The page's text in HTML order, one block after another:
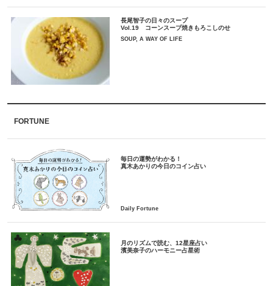
長尾智子の日々のスープ
Vol.19 コーンスープ焼きもろこしのせ
SOUP, A WAY OF LIFE
FORTUNE
毎日の運勢がわかる！
月のリズムで読む、12星座占い